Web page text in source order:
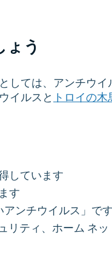
ょう
しては、アンチウ
イルスと トロイの
しています
す
ンチウイルス」で
リティ、ホーム ネ